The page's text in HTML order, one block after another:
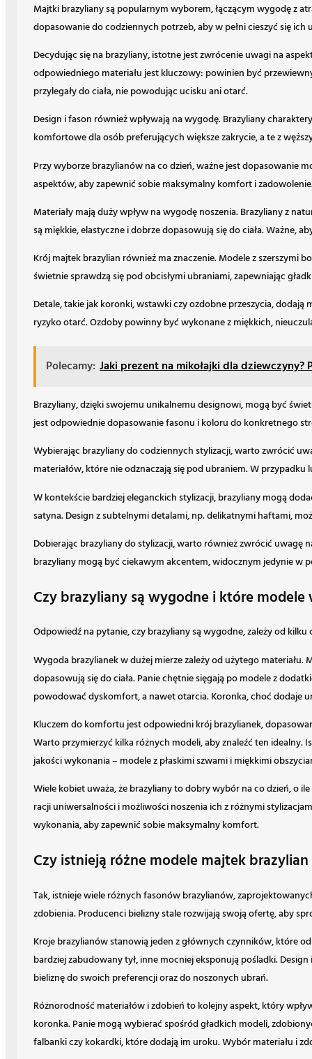
Majtki brazyliany są popularnym wyborem, łączącym wygodę z
dopasowanie do codziennych potrzeb, aby w pełni cieszyć się ich
Decydując się na brazyliany, istotne jest zwrócenie uwagi na
odpowiedniego materiału jest kluczowy: powinien być
przylegały do ciała, nie powodując ucisku ani otarć.
Design i fason również wpływają na wygodę. Brazyliany
komfortowe dla osób preferujących większe zakrycie, a te z
Przy wyborze brazylianów na co dzień, ważne jest dopasowanie
aspektów, aby zapewnić sobie maksymalny komfort i
Materiały mają duży wpływ na wygodę noszenia. Brazyliany z
są miękkie, elastyczne i dobrze dopasowują się do ciała. Ważne,
Krój majtek brazylian również ma znaczenie. Modele z szerszymi
świetnie sprawdzą się pod obcisłymi ubraniami, zapewniając
Detale, takie jak koronki, wstawki czy ozdobne przeszycia,
ryzyko otarć. Ozdoby powinny być wykonane z miękkich,
Polecamy: Jaki prezent na mikołajki dla dziewczyny?
Brazyliany, dzięki swojemu unikalnemu designowi, mogą być
jest odpowiednie dopasowanie fasonu i koloru do konkretnego
Wybierając brazyliany do codziennych stylizacji, warto zwrócić
materiałów, które nie odznaczają się pod ubraniem. W
W kontekście bardziej eleganckich stylizacji, brazyliany mogą
satyna. Design z subtelnymi detalami, np. delikatnymi haftami,
Dobierając brazyliany do stylizacji, warto również zwrócić uwagę
brazyliany mogą być ciekawym akcentem, widocznym jedynie w
Czy brazyliany są wygodne i które
Odpowiedź na pytanie, czy brazyliany są wygodne, zależy od
Wygoda brazylianek w dużej mierze zależy od użytego
dopasowują się do ciała. Panie chętnie sięgają po modele z
powodować dyskomfort, a nawet otarcia. Koronka, choć dodaje
Kluczem do komfortu jest odpowiedni krój brazylianek,
Warto przymierzyć kilka różnych modeli, aby znaleźć ten idealny.
jakości wykonania – modele z płaskimi szwami i miękkimi
Wiele kobiet uważa, że brazyliany to dobry wybór na co dzień, o
racji uniwersalności i możliwości noszenia ich z różnymi
wykonania, aby zapewnić sobie maksymalny komfort.
Czy istnieją różne modele majtek
Tak, istnieje wiele różnych fasonów brazylianów,
zdobienia. Producenci bielizny stale rozwijają swoją ofertę, aby
Kroje brazylianów stanowią jeden z głównych czynników, które
bardziej zabudowany tył, inne mocniej eksponują pośladki.
bieliznę do swoich preferencji oraz do noszonych ubrań.
Różnorodność materiałów i zdobień to kolejny aspekt, który
koronka. Panie mogą wybierać spośród gładkich modeli,
falbanki czy kokardki, które dodają im uroku. Wybór materiału i